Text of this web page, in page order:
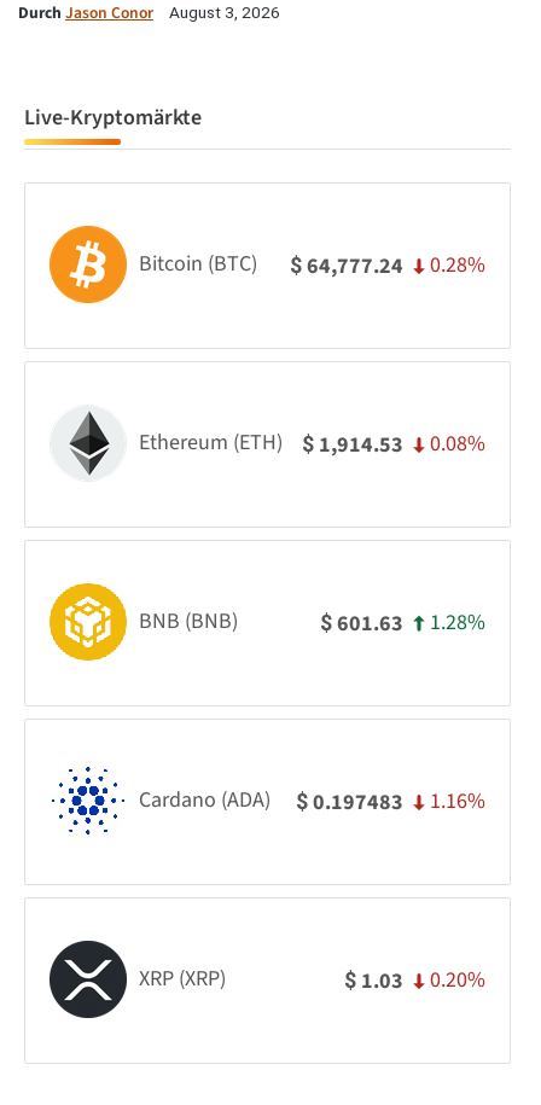
Durch Jason Conor August 3, 2026
Live-Kryptomärkte
Bitcoin (BTC) $64,777.24 0.28%
Ethereum (ETH) $ 1,914.53 0.08%
BNB (BNB) $601.63 1.28%
Cardano (ADA) $0.197483 1.16%
XRP (XRP) $ 1.03 0.20%